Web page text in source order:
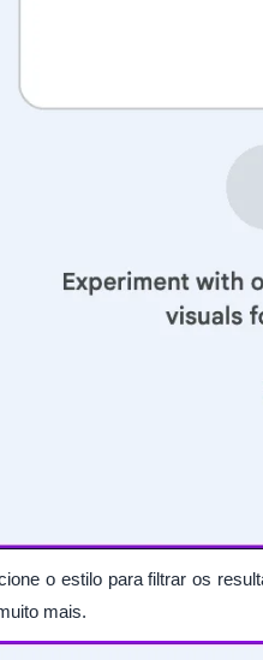
o estilo para filtrar os
mais.